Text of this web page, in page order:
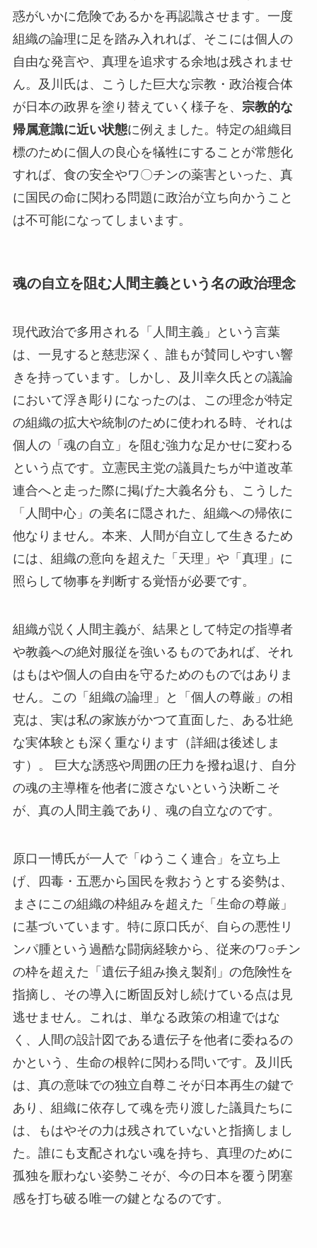
惑がいかに危険であるかを再認識させます。一度
組織の論理に足を踏み入れれば、そこには個人の
自由な発言や、真理を追求する余地は残されませ
ん。及川氏は、こうした巨大な宗教・政治複合体
が日本の政界を塗り替えていく様子を、 宗教的な
帰属意識に近い状態に例えました。特定の組織目
標のために個人の良心を犠牲にすることが常態化
すれば、食の安全やワ〇チンの薬害といった、真
に国民の命に関わる問題に政治が立ち向かうこと
は不可能になってしまいます。
魂の自立を阻む人間主義という名の政治理念
現代政治で多用される「人間主義」という言葉
は、一見すると慈悲深く、誰もが賛同しやすい響
きを持っています。しかし、及川幸久氏との議論
において浮き彫りになったのは、この理念が特定
の組織の拡大や統制のために使われる時、それは
個人の「魂の自立」を阻む強力な足かせに変わる
という点です。立憲民主党の議員たちが中道改革
連合へと走った際に掲げた大義名分も、こうした
「人間中心」の美名に隠された、組織への帰依に
他なりません。本来、人間が自立して生きるため
には、組織の意向を超えた「天理」や「真理」に
照らして物事を判断する覚悟が必要です。
組織が説く人間主義が、結果として特定の指導者
や教義への絶対服従を強いるものであれば、それ
はもはや個人の自由を守るためのものではありま
せん。この「組織の論理」と「個人の尊厳」の相
克は、実は私の家族がかつて直面した、ある壮絶
な実体験とも深く重なります（詳細は後述しま
す）。 巨大な誘惑や周囲の圧力を撥ね退け、自分
の魂の主導権を他者に渡さないという決断こそ
が、真の人間主義であり、魂の自立なのです。
原口一博氏が一人で「ゆうこく連合」を立ち上
げ、四毒・五悪から国民を救おうとする姿勢は、
まさにこの組織の枠組みを超えた「生命の尊厳」
に基づいています。特に原口氏が、自らの悪性リ
ンパ腫という過酷な闘病経験から、従来のワ○チン
の枠を超えた「遺伝子組み換え製剤」の危険性を
指摘し、その導入に断固反対し続けている点は見
逃せません。これは、単なる政策の相違ではな
く、人間の設計図である遺伝子を他者に委ねるの
かという、生命の根幹に関わる問いです。及川氏
は、真の意味での独立自尊こそが日本再生の鍵で
あり、組織に依存して魂を売り渡した議員たちに
は、もはやその力は残されていないと指摘しまし
た。誰にも支配されない魂を持ち、真理のために
孤独を厭わない姿勢こそが、今の日本を覆う閉塞
感を打ち破る唯一の鍵となるのです。